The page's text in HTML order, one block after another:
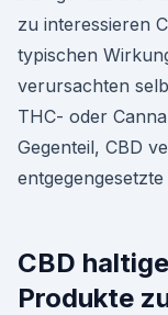
zu interessieren
typischen
verursachten
THC- oder
Gegenteil, CBD
CBD
Produkte